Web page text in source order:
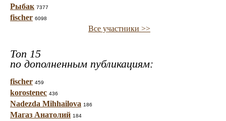
Рыбак 7377
fischer 6098
Все участники >>
Топ 15
по дополненным публикациям:
fischer 459
korostenec 436
Nadezda Mihhailova 186
Магаз Анатолий 184